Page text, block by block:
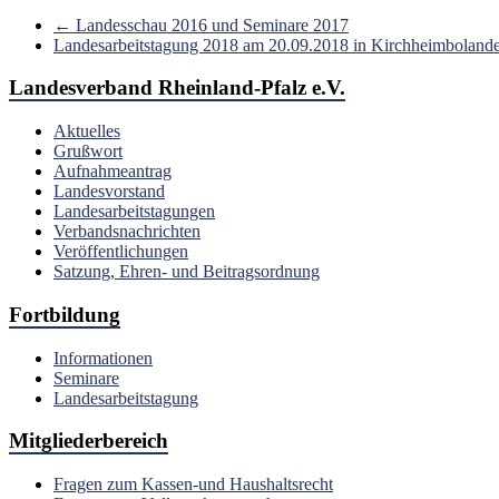
← Landesschau 2016 und Seminare 2017
Landesarbeitstagung 2018 am 20.09.2018 in
Landesverband Rheinland-Pfalz e.V.
Aktuelles
Grußwort
Aufnahmeantrag
Landesvorstand
Landesarbeitstagungen
Verbandsnachrichten
Veröffentlichungen
Satzung, Ehren- und Beitragsordnung
Fortbildung
Informationen
Seminare
Landesarbeitstagung
Mitgliederbereich
Fragen zum Kassen-und Haushaltsrecht